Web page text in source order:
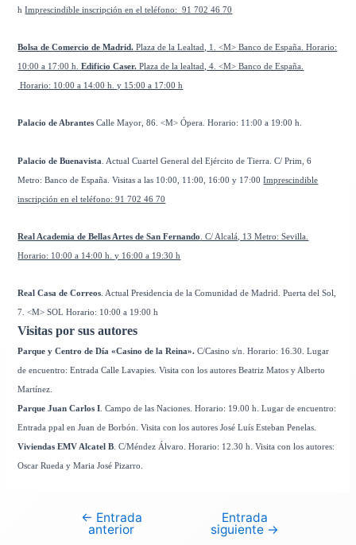
hImprescindible inscripción en el teléfono:91 702 46 70
Bolsa de Comercio de Madrid. Plaza de la Lealtad, 1. <M> Banco de España. Horario:
10:00 a 17:00 h. Edificio Caser. Plaza de la lealtad, 4. <M> Banco de España.
Horario: 10:00 a 14:00 h. y 15:00 a 17:00 h
Palacio de Abrantes Calle Mayor, 86. <M> Ópera. Horario: 11:00 a 19:00 h.
Palacio de Buenavista . Actual Cuartel General del Ejército de Tierra. C/ Prim, 6
Metro: Banco de España. Visitas a las 10:00, 11:00, 16:00 y 17:00Imprescindible
inscripción en el teléfono:91 702 46 70
Real Academia de Bellas Artes de San Fernando . C/ Alcalá, 13Metro: Sevilla.
Horario: 10:00 a 14:00 h. y 16:00 a 19:30 h
Real Casa de Correos. Actual Presidencia de la Comunidad de Madrid. Puerta del Sol,
7. <M> SOL Horario: 10:00 a 19:00 h
Visitas por sus autores
Parque y Centro de Día «Casino de la Reina». C/Casino s/n. Horario: 16.30. Lugar
de encuentro: Entrada Calle Lavapies. Visita con los autores Beatriz Matos y Alberto
Martínez.
Parque Juan Carlos I. Campo de las Naciones. Horario: 19.00 h. Lugar de encuentro:
Entrada ppal en Juan de Borbón. Visita con los autores José Luís Esteban Penelas.
Viviendas EMV Alcatel B. C/Méndez Álvaro. Horario: 12.30 h. Visita con los autores:
Oscar Rueda y Maria José Pizarro.
Navegación
← Entrada
anterior
Entrada
siguiente →